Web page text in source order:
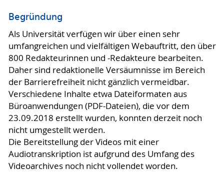
Begründung
Als Universität verfügen wir über einen sehr
umfangreichen und vielfältigen Webauftritt, den über
800 Redakteurinnen und -Redakteure bearbeiten.
Daher sind redaktionelle Versäumnisse im Bereich
der Barrierefreiheit nicht gänzlich vermeidbar.
Verschiedene Inhalte etwa Dateiformaten aus
Büroanwendungen (PDF-Dateien), die vor dem
23.09.2018 erstellt wurden, konnten derzeit noch
nicht umgestellt werden.
Die Bereitstellung der Videos mit einer
Audiotranskription ist aufgrund des Umfang des
Videoarchives noch nicht vollendet worden.